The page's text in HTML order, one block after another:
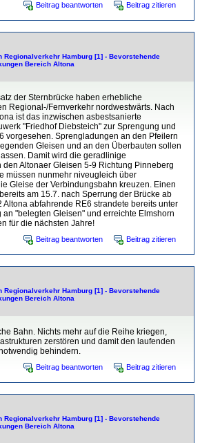
Beitrag beantworten Beitrag zitieren
Regionalverkehr Hamburg [1] - Bevorstehende
Bereich Altona
der Sternbrücke haben erhebliche
Regional-/Fernverkehr nordwestwärts. Nach
ist das inzwischen asbestsanierte
"Friedhof Diebsteich" zur Sprengung und
vorgesehen. Sprengladungen an den Pfeilern
Gleisen und an den Überbauten sollen
Damit wird die geradlinige
den Altonaer Gleisen 5-9 Richtung Pinneberg
müssen nunmehr niveugleich über
Gleise der Verbindungsbahn kreuzen. Einen
am 15.7. nach Sperrung der Brücke ab
Altona abfahrende RE6 strandete bereits unter
"belegten Gleisen" und erreichte Elmshorn
für die nächsten Jahre!
Beitrag beantworten Beitrag zitieren
Regionalverkehr Hamburg [1] - Bevorstehende
Bereich Altona
Bahn. Nichts mehr auf die Reihe kriegen,
zerstören und damit den laufenden
behindern.
Beitrag beantworten Beitrag zitieren
Regionalverkehr Hamburg [1] - Bevorstehende
Bereich Altona